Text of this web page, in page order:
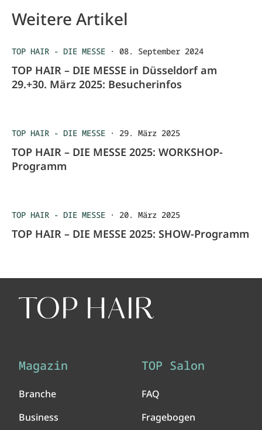
Weitere Artikel
TOP HAIR - DIE MESSE · 08. September 2024
TOP HAIR – DIE MESSE in Düsseldorf am
29.+30. März 2025: Besucherinfos
TOP HAIR - DIE MESSE · 29. März 2025
TOP HAIR – DIE MESSE 2025: WORKSHOP-
Programm
TOP HAIR - DIE MESSE · 20. März 2025
TOP HAIR – DIE MESSE 2025: SHOW-Programm
Magazin
Branche
Business
TOP Salon
FAQ
Fragebogen